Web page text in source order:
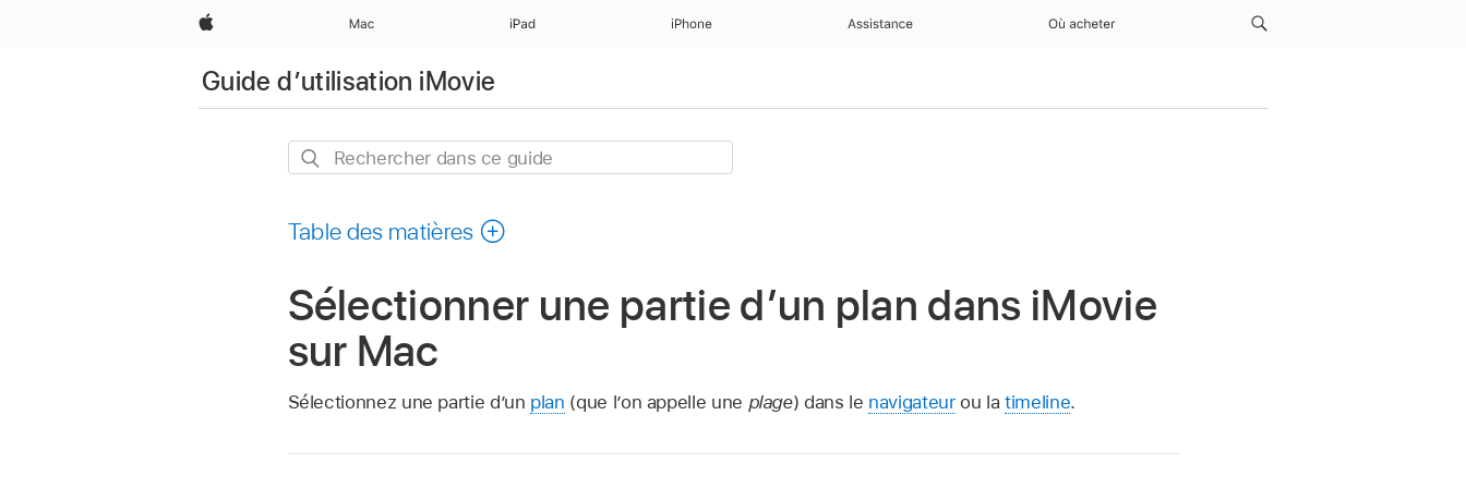
Apple Mac iPad iPhone Assistance Où acheter
Guide d’utilisation iMovie
Rechercher
guide
Table des matières
Sélectionner une partie d’un plan dans iMovie
sur Mac
Sélectionnez une partie d’un plan (que l’on appelle une plage) dans le navigateurou latimeline.